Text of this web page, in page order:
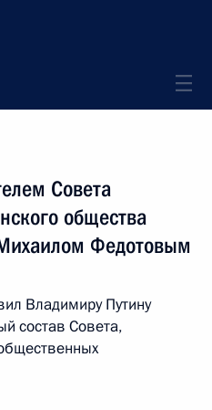
Совета
общества
Федотовым
Владимиру Путину
состав Совета,